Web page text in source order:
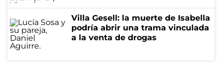
Villa Gesell: la muerte de Isabella
podría abrir una trama vinculada
a la venta de drogas